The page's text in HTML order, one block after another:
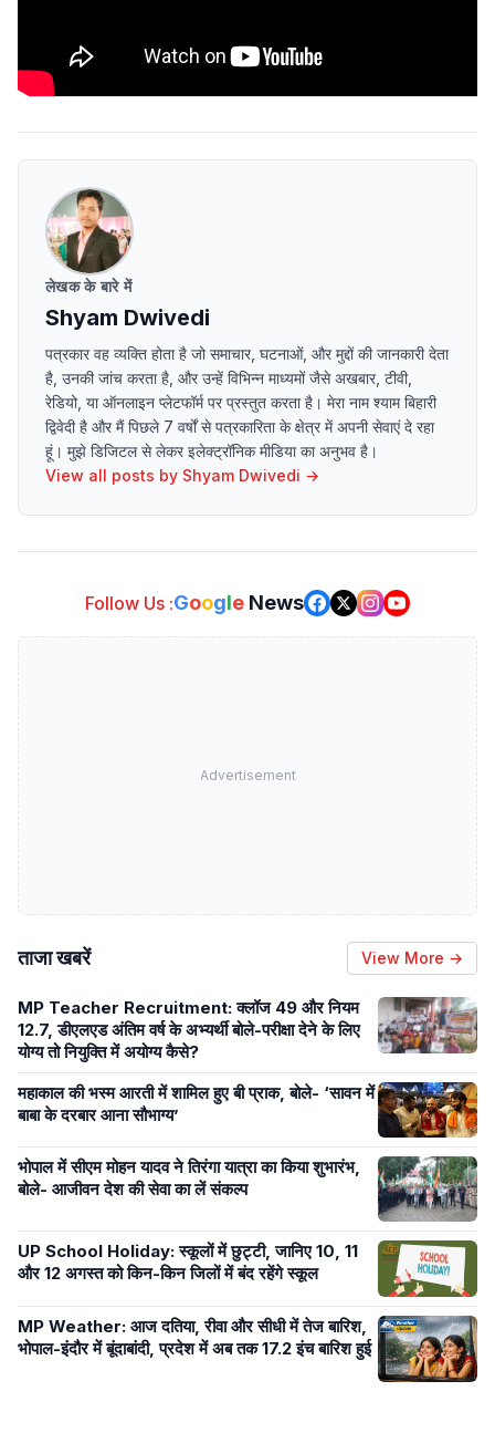
लेखक के बारे में
Shyam Dwivedi
पत्रकार वह व्यक्ति होता है जो समाचार, घटनाओं, और मुद्दों की जानकारी देता
है, उनकी जांच करता है, और उन्हें विभिन्न माध्यमों जैसे अखबार, टीवी,
रेडियो, या ऑनलाइन प्लेटफॉर्म पर प्रस्तुत करता है। मेरा नाम श्याम बिहारी
द्विवेदी है और मैं पिछले 7 वर्षों से पत्रकारिता के क्षेत्र में अपनी सेवाएं दे रहा
हूं। मुझे डिजिटल से लेकर इलेक्ट्रॉनिक मीडिया का अनुभव है।
View all posts by Shyam Dwivedi →
Follow Us :Google News
Advertisement
ताजा खबरें View More →
MP Teacher Recruitment: क्लॉज 49 और नियम
12.7, डीएलएड अंतिम वर्ष के अभ्यर्थी बोले-परीक्षा देने के लिए
योग्य तो नियुक्ति में अयोग्य कैसे?
महाकाल की भस्म आरती में शामिल हुए बी प्राक, बोले- ‘सावन में
बाबा के दरबार आना सौभाग्य’
भोपाल में सीएम मोहन यादव ने तिरंगा यात्रा का किया शुभारंभ,
बोले- आजीवन देश की सेवा का लें संकल्प
UP School Holiday: स्कूलों में छुट्टी, जानिए 10, 11
और 12 अगस्त को किन-किन जिलों में बंद रहेंगे स्कूल
MP Weather: आज दतिया, रीवा और सीधी में तेज बारिश,
भोपाल-इंदौर में बूंदाबांदी, प्रदेश में अब तक 17.2 इंच बारिश हुई